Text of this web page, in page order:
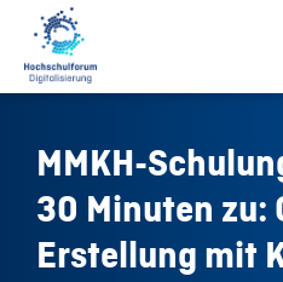
MMKH-
30 Minuten zu:
Erstellung mit